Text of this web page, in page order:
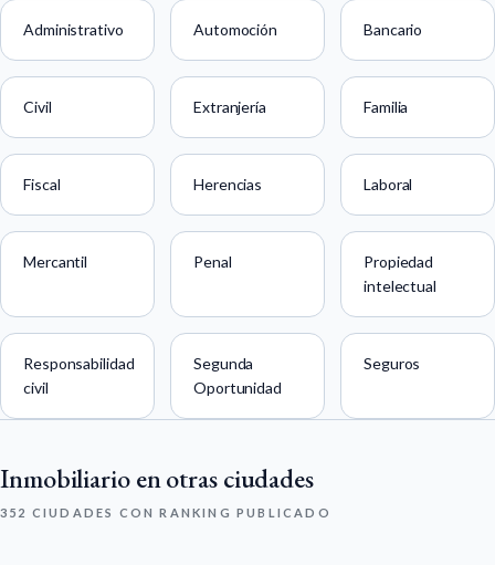
Administrativo Automoción Bancario
Civil Extranjería Familia
Fiscal Herencias Laboral
Mercantil Penal
Propiedad
intelectual
Responsabilidad
civil
Segunda
Oportunidad
Seguros
Inmobiliario en otras ciudades
352 CIUDADES CON RANKING PUBLICADO